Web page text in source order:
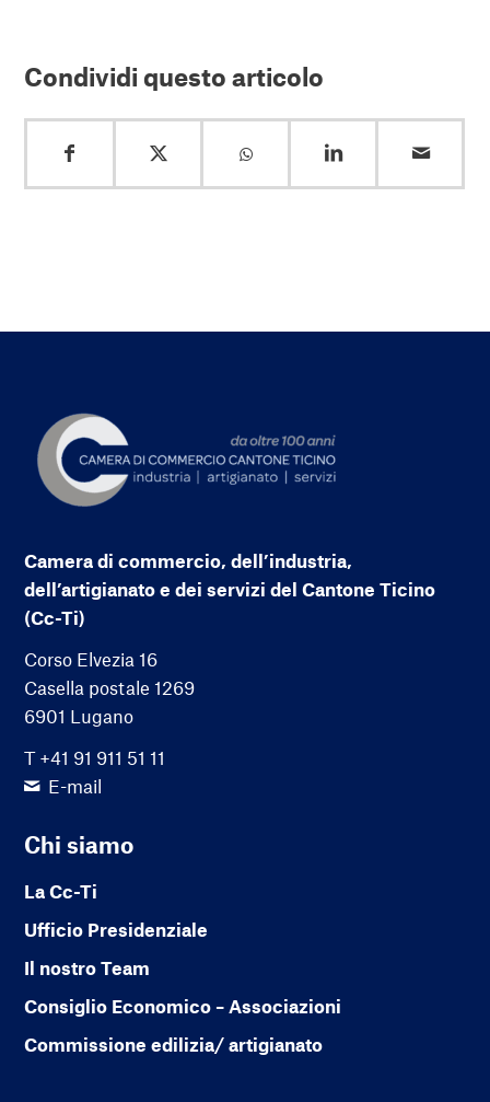
Condividi questo articolo
Camera di commercio, dell’industria,
dell’artigianato e dei servizi del Cantone Ticino
(Cc-Ti)
Corso Elvezia 16
Casella postale 1269
6901 Lugano
T +41 91 911 51 11
E-mail
Chi siamo
La Cc-Ti
Ufficio Presidenziale
Il nostro Team
Consiglio Economico – Associazioni
Commissione edilizia/ artigianato